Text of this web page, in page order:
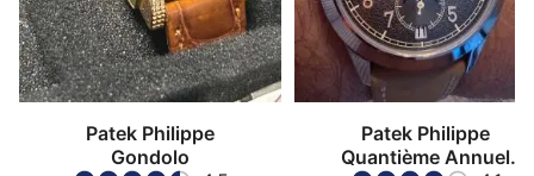
Patek Philippe
Gondolo
Patek Philippe
Quantième Annuel